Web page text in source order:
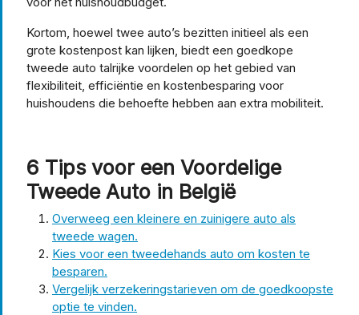
Kortom, hoewel twee auto’s bezitten initieel als een
grote kostenpost kan lijken, biedt een goedkope
tweede auto talrijke voordelen op het gebied van
flexibiliteit, efficiëntie en kostenbesparing voor
huishoudens die behoefte hebben aan extra mobiliteit.
6 Tips voor een Voordelige
Tweede Auto in België
Overweeg een kleinere en zuinigere auto als
tweede wagen.
Kies voor een tweedehands auto om kosten te
besparen.
Vergelijk verzekeringstarieven om de goedkoopste
optie te vinden.